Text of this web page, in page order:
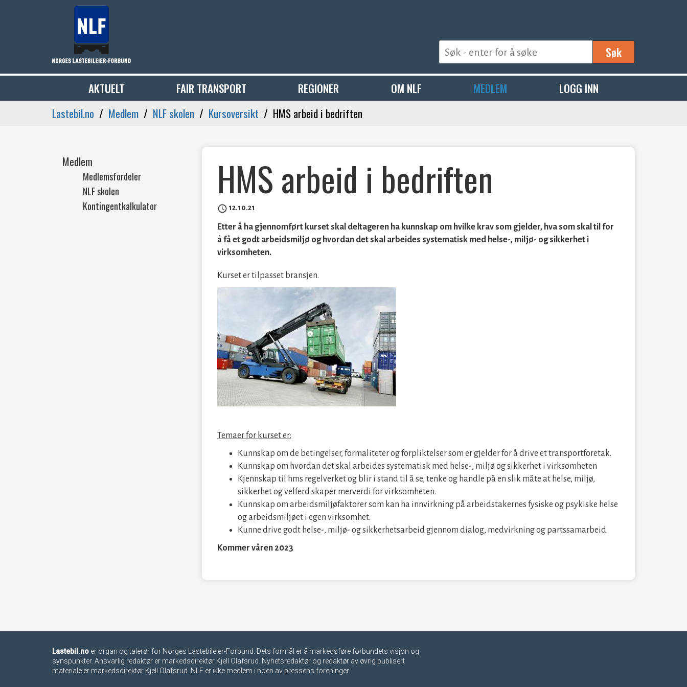
Søk
AKTUELT FAIR TRANSPORT REGIONER OM NLF MEDLEM
LOGG INN
Lastebil.no
Medlem NLF skolen Kursoversikt HMS arbeid i bedriften
Medlem
Medlemsfordeler
NLF skolen
Kontingentkalkulator
HMS arbeid i bedriften
access_time 12.10.21
Etter å ha gjennomført kurset skal deltageren ha kunnskap om hvilke krav som gjelder, hva som skal til for
å få et godt arbeidsmiljø og hvordan det skal arbeides systematisk med helse-, miljø- og sikkerhet i
virksomheten.
Kurset er tilpasset bransjen.
Temaer for kurset er:
Kunnskap om de betingelser, formaliteter og forpliktelser som er gjelder for å drive et transportforetak.
Kunnskap om hvordan det skal arbeides systematisk med helse-, miljø og sikkerhet i virksomheten
Kjennskap til hms regelverket og blir i stand til å se, tenke og handle på en slik måte at helse, miljø,
sikkerhet og velferd skaper merverdi for virksomheten.
Kunnskap om arbeidsmiljøfaktorer som kan ha innvirkning på arbeidstakernes fysiske og psykiske helse
og arbeidsmiljøet i egen virksomhet.
Kunne drive godt helse-, miljø- og sikkerhetsarbeid gjennom dialog, medvirkning og partssamarbeid.
Kommer våren 2023
Lastebil.no er organ og talerør for Norges Lastebileier-Forbund. Dets formål er å markedsføre forbundets visjon og
synspunkter. Ansvarlig redaktør er markedsdirektør Kjell Olafsrud. Nyhetsredaktør og redaktør av øvrig publisert
materiale er markedsdirektør Kjell Olafsrud. NLF er ikke medlem i noen av pressens foreninger.